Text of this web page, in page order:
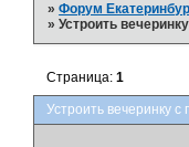
»Форум
»Устроить
Устроить вечеринку с
Страница:1